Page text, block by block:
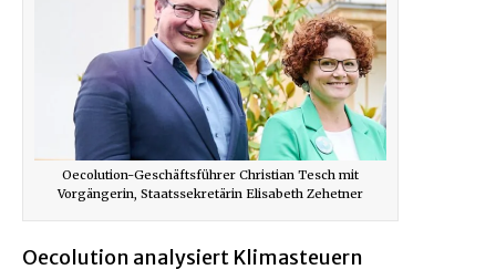
Oecolution-Geschäftsführer Christian Tesch mit
Vorgängerin, Staatssekretärin Elisabeth Zehetner
Oecolution analysiert Klimasteuern